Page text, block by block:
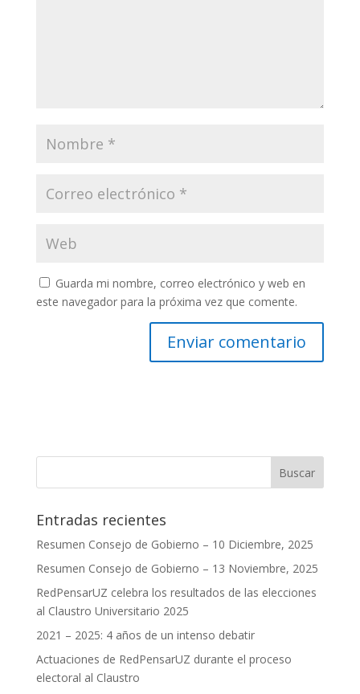
Guarda mi nombre, correo electrónico y web en
este navegador para la próxima vez que comente.
Entradas recientes
Resumen Consejo de Gobierno – 10 Diciembre, 2025
Resumen Consejo de Gobierno – 13 Noviembre, 2025
RedPensarUZ celebra los resultados de las elecciones
al Claustro Universitario 2025
2021 – 2025: 4 años de un intenso debatir
Actuaciones de RedPensarUZ durante el proceso
electoral al Claustro